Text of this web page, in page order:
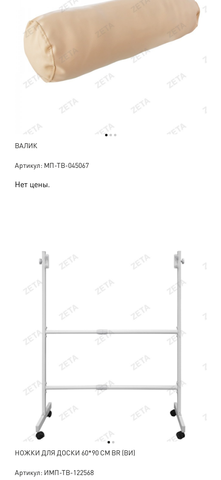
ВАЛИК
Артикул: МП-ТВ-045067
Нет цены.
НОЖКИ ДЛЯ ДОСКИ 60*90 СМ BR (ВИ)
Артикул: ИМП-ТВ-122568